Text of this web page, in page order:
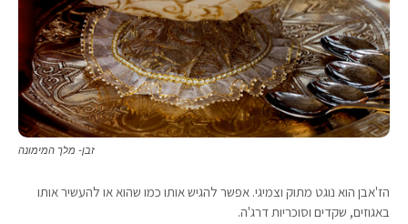
זבן- מלך המימונה
הז'אבן הוא נוגט מתוק וצמיגי. אפשר להגיש אותו כמו שהוא או להעשיר אותו
באגוזים, שקדים וסוכריות דרג'ה.